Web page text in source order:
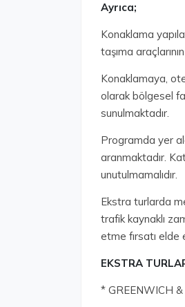
Ayrıca;
Konaklama
taşıma
Konaklamaya,
olarak bölgesel
sunulmaktadır.
Programda yer
aranmaktadır.
unutulmamalıdır.
Ekstra turlarda
trafik kaynaklı
etme fırsatı elde
EKSTRA
* GREENWICH